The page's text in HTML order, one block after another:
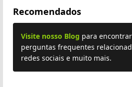
Recomendados
Visite nosso Blog para
perguntas frequentes
redes sociais e muito mais.